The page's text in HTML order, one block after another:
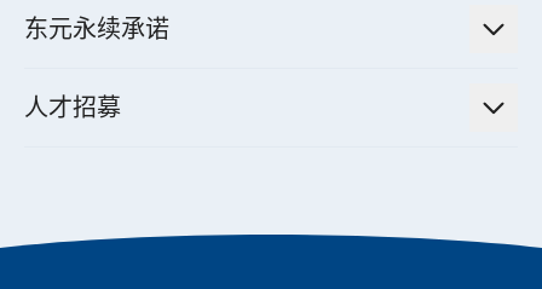
资料中心解决方案
机器关节模组系统
全领域空调产品
公司治理
东元70
东元永续承诺
人才招募